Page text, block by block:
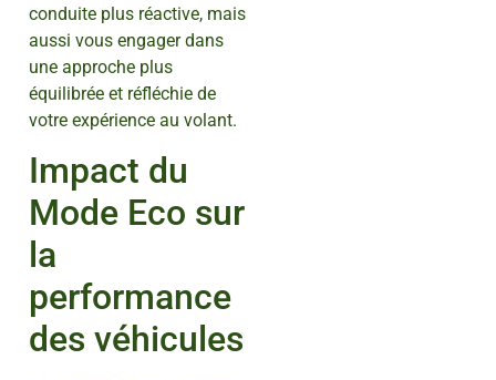
conduite plus réactive, mais
aussi vous engager dans
une approche plus
équilibrée et réfléchie de
votre expérience au volant.
Impact du
Mode Eco sur
la
performance
des véhicules